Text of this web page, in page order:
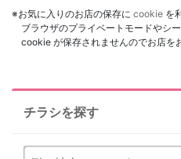
※お気に入りのお店の保存に cookie を
ブラウザのプライベートモードやシ
cookie が保存されませんのでお店を
チラシを探す